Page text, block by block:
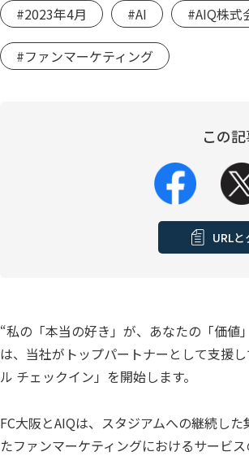
#2023年4月 #AI #AIQ株式
#ファンマーケティング
この
URL
“私の「本当の好き」が、あなたの「価値
は、当社がトップパートナーとして支援
ル チェックイン」を開始します。
FC大阪とAIQは、スタジアムへの継続し
たファンマーケティングにおけるサービ